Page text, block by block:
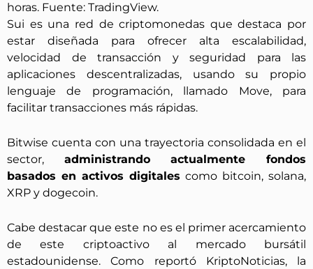
horas. Fuente: TradingView.
Sui es una red de criptomonedas que destaca por
estar diseñada para ofrecer alta escalabilidad,
velocidad de transacción y seguridad para las
aplicaciones descentralizadas, usando su propio
lenguaje de programación, llamado Move, para
facilitar transacciones más rápidas.
Bitwise cuenta con una trayectoria consolidada en el
sector, administrando actualmente fondos
basados en activos digitalescomo bitcoin, solana,
XRP y dogecoin.
Cabe destacar que este no es el primer acercamiento
de este criptoactivo al mercado bursátil
estadounidense. Como reportó KriptoNoticias, la